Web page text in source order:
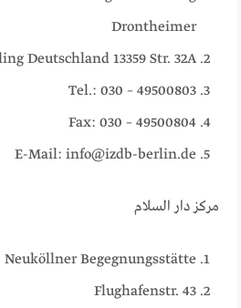
‎Drontheimer
Str. 32A‏ 13359 Berlin-Wedding Deutschland
Tel.: 030 – 49500803
Fax: 030 – 49500804
E-Mail: info@izdb-berlin.de
مركز دار السلام
Neuköllner Begegnungsstätte
Flughafenstr. 43